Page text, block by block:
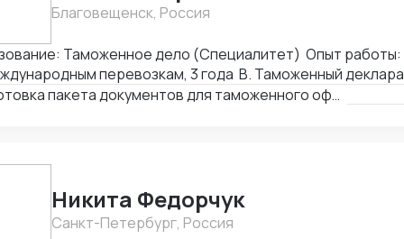
Благовещенск, Россия
Таможенное дело (Специалитет) Опыт
перевозкам, 3 года B. Таможенный
Подготовка пакета документов для таможенного оформления
Никита Федорчук
Санкт-Петербург, Россия